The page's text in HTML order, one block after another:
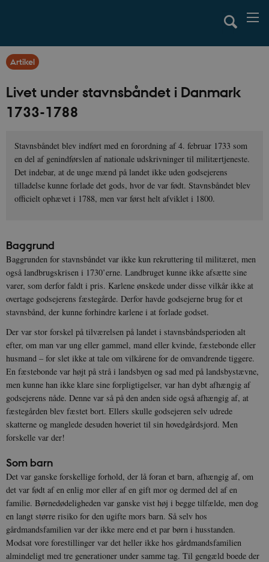
Artikel
Livet under stavnsbåndet i Danmark
1733-1788
Stavnsbåndet blev indført med en forordning af 4. februar 1733 som
en del af genindførslen af nationale udskrivninger til militærtjeneste.
Det indebar, at de unge mænd på landet ikke uden godsejerens
tilladelse kunne forlade det gods, hvor de var født. Stavnsbåndet blev
officielt ophævet i 1788, men var først helt afviklet i 1800.
Baggrund
Baggrunden for stavnsbåndet var ikke kun rekruttering til militæret, men
også landbrugskrisen i 1730’erne. Landbruget kunne ikke afsætte sine
varer, som derfor faldt i pris. Karlene ønskede under disse vilkår ikke at
overtage godsejerens fæstegårde. Derfor havde godsejerne brug for et
stavnsbånd, der kunne forhindre karlene i at forlade godset.
Der var stor forskel på tilværelsen på landet i stavnsbåndsperioden alt
efter, om man var ung eller gammel, mand eller kvinde, fæstebonde eller
husmand – for slet ikke at tale om vilkårene for de omvandrende tiggere.
En fæstebonde var højt på strå i landsbyen og sad med på landsbystævne,
men kunne han ikke klare sine forpligtigelser, var han dybt afhængig af
godsejerens nåde. Denne var så på den anden side også afhængig af, at
fæstegården blev fæstet bort. Ellers skulle godsejeren selv udrede
skatterne og manglede desuden hoveriet til sin hovedgårdsjord. Men
forskelle var der!
Som barn
Det var ganske forskellige forhold, der lå foran et barn, afhængig af, om
det var født af en enlig mor eller af en gift mor og dermed del af en
familie. Børnedødeligheden var ganske vist høj i begge tilfælde, men dog
en langt større risiko for den ugifte mors barn. Så selv hos
gårdmandsfamilien var der ikke mere end et par børn i husstanden.
Modsat vore forestillinger var det heller ikke hos gårdmandsfamilien
almindeligt med tre generationer under samme tag. Til gengæld boede der